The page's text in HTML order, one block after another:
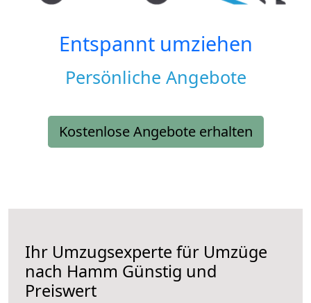
Entspannt umziehen
Persönliche Angebote
Kostenlose Angebote erhalten
Ihr Umzugsexperte für Umzüge
nach Hamm Günstig und
Preiswert